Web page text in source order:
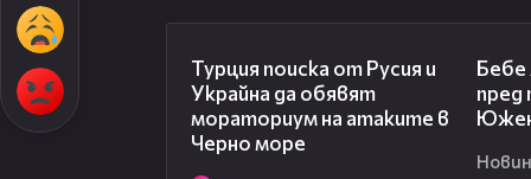
Турция поиска от Русия и
Украйна да обявят
мораториум на атаките в
Черно море
Бебе
пред